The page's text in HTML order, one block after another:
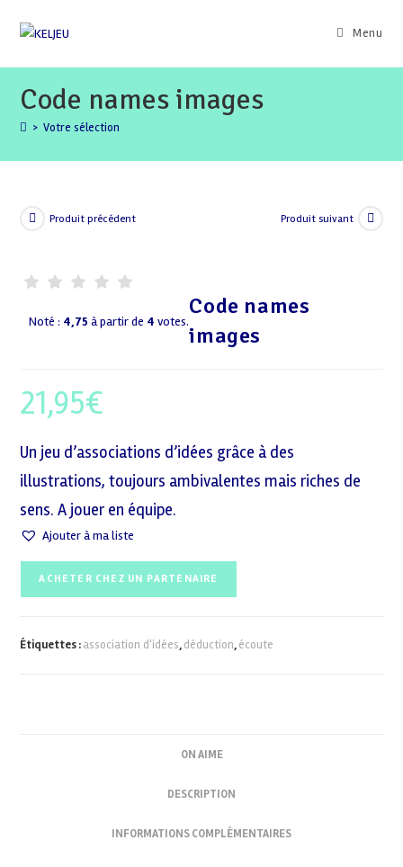
Menu
Code names images
> Votre sélection
Produit précédent Produit suivant
Noté : 4,75 à partir de 4 votes.
Code names
images
21,95€
Un jeu d’associations d’idées grâce à des
illustrations, toujours ambivalentes mais riches de
sens. A jouer en équipe.
Ajouter à ma liste
ACHETER CHEZ UN PARTENAIRE
Étiquettes :association d'idées,déduction,écoute
ON AIME
DESCRIPTION
INFORMATIONS COMPLÉMENTAIRES